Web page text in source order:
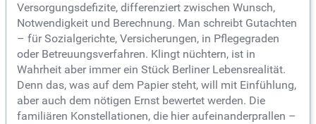
Versorgungsdefizite, differenziert zwischen Wunsch,
Notwendigkeit und Berechnung. Man schreibt Gutachten
– für Sozialgerichte, Versicherungen, in Pflegegraden
oder Betreuungsverfahren. Klingt nüchtern, ist in
Wahrheit aber immer ein Stück Berliner Lebensrealität.
Denn das, was auf dem Papier steht, will mit Einfühlung,
aber auch dem nötigen Ernst bewertet werden. Die
familiären Konstellationen, die hier aufeinanderprallen –